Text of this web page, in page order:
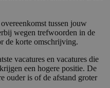
tussen jouw
wegen trefwoorden in de
de korte omschrijving.
vacatures en vacatures die
een hogere positie. De
ouder is of de afstand groter